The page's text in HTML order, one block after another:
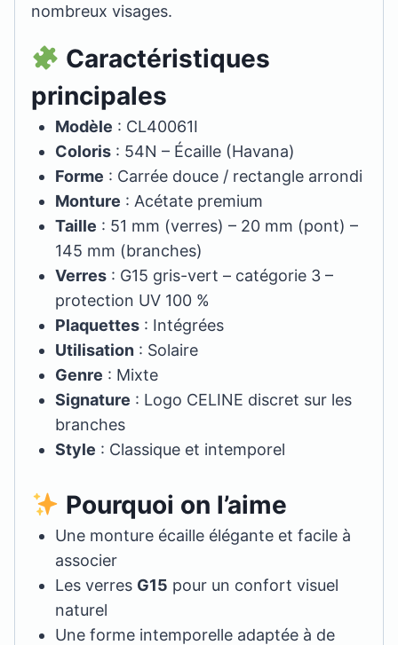
nombreux visages.
Caractéristiques
principales
Modèle : CL40061I
Coloris : 54N – Écaille (Havana)
Forme : Carrée douce / rectangle arrondi
Monture : Acétate premium
Taille : 51 mm (verres) – 20 mm (pont) –
145 mm (branches)
Verres : G15 gris-vert – catégorie 3 –
protection UV 100 %
Plaquettes : Intégrées
Utilisation : Solaire
Genre : Mixte
Signature : Logo CELINE discret sur les
branches
Style : Classique et intemporel
Pourquoi on l’aime
Une monture écaille élégante et facile à
associer
Les verres G15 pour un confort visuel
naturel
Une forme intemporelle adaptée à de